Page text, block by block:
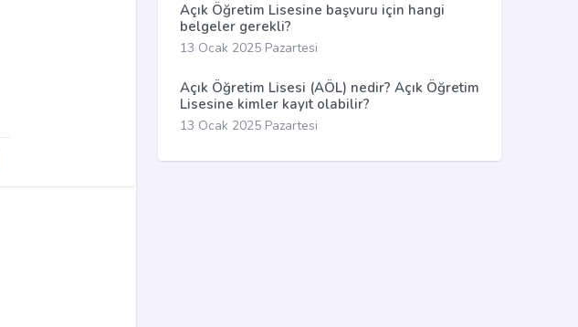
Açık Öğretim Lisesine başvuru için hangi
belgeler gerekli?
13 Ocak 2025 Pazartesi
Açık Öğretim Lisesi (AÖL) nedir? Açık Öğretim
Lisesine kimler kayıt olabilir?
13 Ocak 2025 Pazartesi